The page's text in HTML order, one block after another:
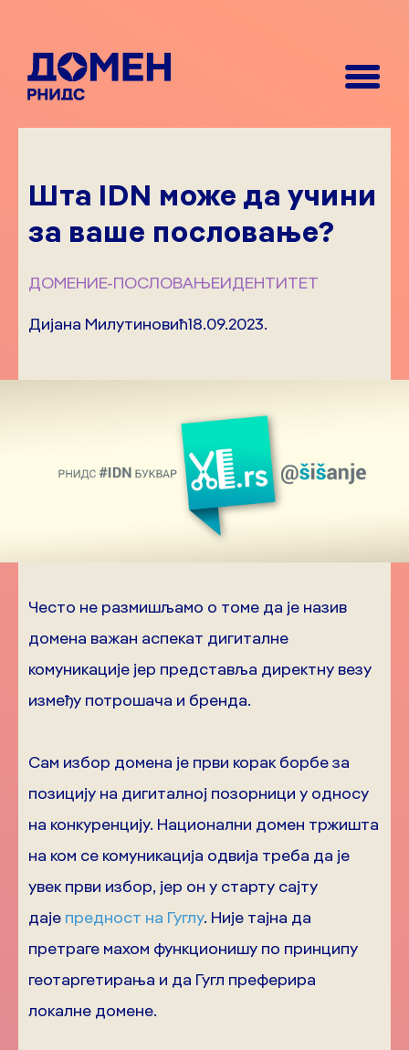
Шта IDN може да учини
за ваше пословање?
ДОМЕНИЕ-ПОСЛОВАЊЕИДЕНТИТЕТ
Дијана Милутиновић18.09.2023.
Често не размишљамо о томе да је назив
домена важан аспекат дигиталне
комуникације јер представља директну везу
између потрошача и бренда.
Сам избор домена је први корак борбе за
позицију на дигиталној позорници у односу
на конкуренцију. Национални домен тржишта
на ком се комуникација одвија треба да је
увек први избор, јер он у старту сајту
даје предност на Гуглу. Није тајна да
претраге махом функционишу по принципу
геотаргетирања и да Гугл преферира
локалне домене.